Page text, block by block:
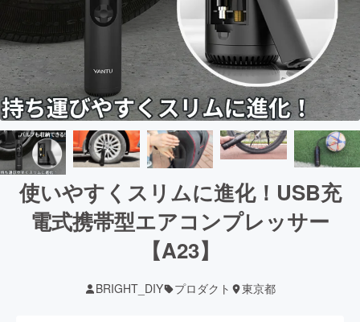
使いやすくスリムに進化！USB充
電式携帯型エアコンプレッサー
【A23】
BRIGHT_DIY プロダクト 東京都